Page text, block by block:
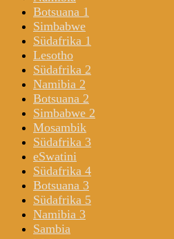
Botsuana 1
Simbabwe
Südafrika 1
Lesotho
Südafrika 2
Namibia 2
Botsuana 2
Simbabwe 2
Mosambik
Südafrika 3
eSwatini
Südafrika 4
Botsuana 3
Südafrika 5
Namibia 3
Sambia